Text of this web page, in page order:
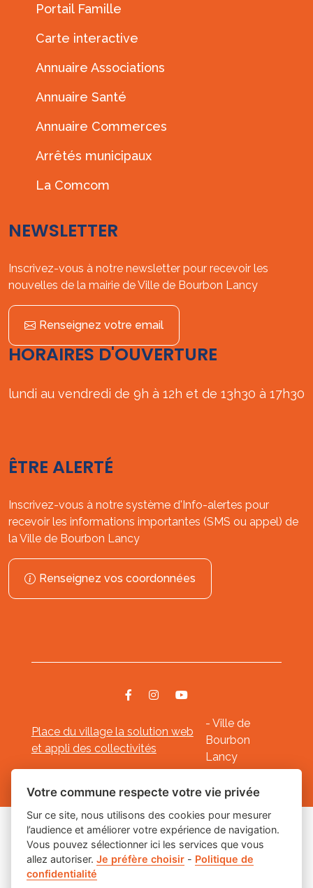
Portail Famille
Carte interactive
Annuaire Associations
Annuaire Santé
Annuaire Commerces
Arrêtés municipaux
La Comcom
NEWSLETTER
Inscrivez-vous à notre newsletter pour recevoir les
nouvelles de la mairie de Ville de Bourbon Lancy
Renseignez votre email
HORAIRES D'OUVERTURE
lundi au vendredi de 9h à 12h et de 13h30 à 17h30
ÊTRE ALERTÉ
Inscrivez-vous à notre système d'Info-alertes pour
recevoir les informations importantes (SMS ou appel) de
la Ville de Bourbon Lancy
Renseignez vos coordonnées
Place du village la solution web
et appli des collectivités
- Ville de
Bourbon
Lancy
Mentions légales-- Gestion des cookies
Les labels
Votre commune respecte votre vie privée
Sur ce site, nous utilisons des cookies pour mesurer
l’audience et améliorer votre expérience de navigation.
Vous pouvez sélectionner ici les services que vous
allez autoriser.Je préfère choisir - Politique de
confidentialité